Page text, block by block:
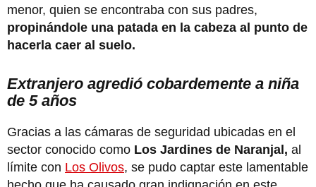
menor, quien se encontraba con sus padres,
propinándole una patada en la cabeza al punto de
hacerla caer al suelo.
Extranjero agredió cobardemente a niña
de 5 años
Gracias a las cámaras de seguridad ubicadas en el
sector conocido como Los Jardines de Naranjal, al
límite con Los Olivos, se pudo captar este lamentable